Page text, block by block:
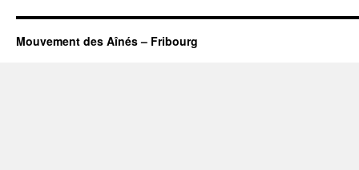
Mouvement des Aînés – Fribourg